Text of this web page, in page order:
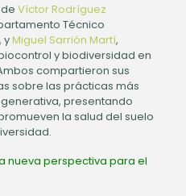
Víctor Rodríguez
Técnico
yMiguel Sarrión Martí,
y biodiversidad en
compartieron sus
sobre las prácticas más
presentando
la salud del suelo
nueva perspectiva para el